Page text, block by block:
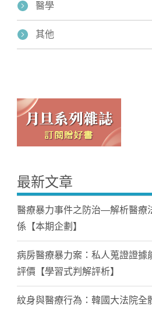
醫學
其他
最新文章
醫療暴力事件之防治—解析醫療
係【本期企劃】
病房醫療暴力案：私人蒐證證據
評價【學習式判解評析】
紋身與醫療行為：韓國大法院全